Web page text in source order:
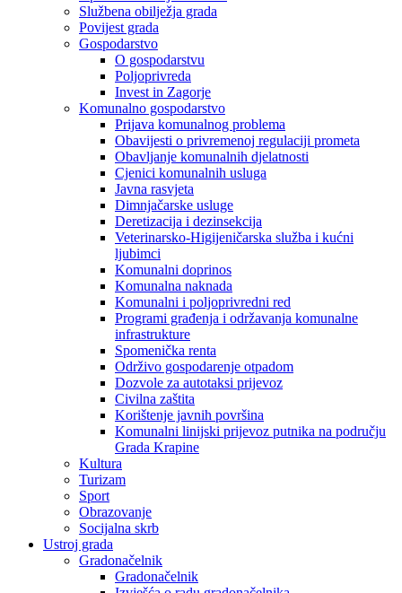
Službena obilježja grada
Povijest grada
Gospodarstvo
O gospodarstvu
Poljoprivreda
Invest in Zagorje
Komunalno gospodarstvo
Prijava komunalnog problema
Obavijesti o privremenoj regulaciji prometa
Obavljanje komunalnih djelatnosti
Cjenici komunalnih usluga
Javna rasvjeta
Dimnjačarske usluge
Deretizacija i dezinsekcija
Veterinarsko-Higijeničarska služba i kućni
ljubimci
Komunalni doprinos
Komunalna naknada
Komunalni i poljoprivredni red
Programi građenja i održavanja komunalne
infrastrukture
Spomenička renta
Održivo gospodarenje otpadom
Dozvole za autotaksi prijevoz
Civilna zaštita
Korištenje javnih površina
Komunalni linijski prijevoz putnika na području
Grada Krapine
Kultura
Turizam
Sport
Obrazovanje
Socijalna skrb
Ustroj grada
Gradonačelnik
Gradonačelnik